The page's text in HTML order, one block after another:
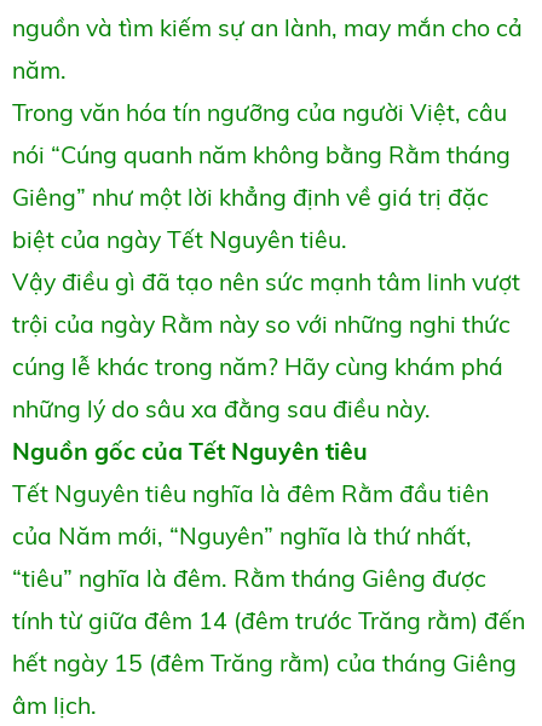
nguồn và tìm kiếm sự an lành, may mắn cho cả
năm.
Trong văn hóa tín ngưỡng của người Việt, câu
nói “Cúng quanh năm không bằng Rằm tháng
Giêng” như một lời khẳng định về giá trị đặc
biệt của ngày Tết Nguyên tiêu.
Vậy điều gì đã tạo nên sức mạnh tâm linh vượt
trội của ngày Rằm này so với những nghi thức
cúng lễ khác trong năm? Hãy cùng khám phá
những lý do sâu xa đằng sau điều này.
Nguồn gốc của Tết Nguyên tiêu
Tết Nguyên tiêu nghĩa là đêm Rằm đầu tiên
của Năm mới, “Nguyên” nghĩa là thứ nhất,
“tiêu” nghĩa là đêm. Rằm tháng Giêng được
tính từ giữa đêm 14 (đêm trước Trăng rằm) đến
hết ngày 15 (đêm Trăng rằm) của tháng Giêng
âm lịch.